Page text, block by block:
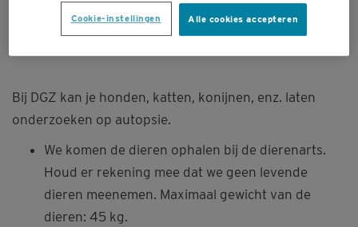
OPHALING AUTOPSIE AANVRAGEN
Bij DGZ kan je honden, katten, konijnen, enz. laten
onderzoeken op autopsie.
We komen de dieren ophalen bij de dierenarts.
Houd er rekening mee dat we geen levende
dieren meenemen. Maximaal gewicht van de
dieren: 45 kg.
Alle cookies accepteren
Cookie-instellingen